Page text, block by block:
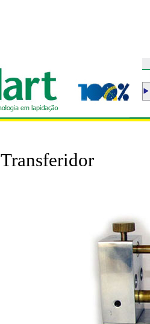
Transferidor